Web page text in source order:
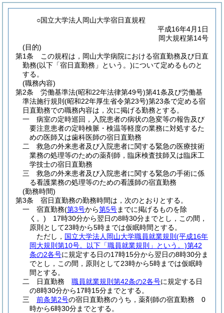
○国立大学法人岡山大学宿日直規程
平成16年4月1日
岡大規程第14号
(目的)
第1条
この規程は，岡山大学病院における宿直勤務及び日直
勤務(以下「宿日直勤務」という。)について定めるものと
する。
(職務内容)
第2条
労働基準法(昭和22年法律第49号)第41条及び労働基
準法施行規則 (昭和22年厚生省令第23号)第23条で定める宿
日直勤務での職務内容は，次に掲げる勤務とする。
一
病室の定時巡回，入院患者の病状の急変等の報告及び
要注意患者の定時検脈・検温等軽度の業務に対処するた
めの医師又は歯科医師の宿日直勤務
二
救急の外来患者及び入院患者に関する緊急の医療技術
業務の処理等のための薬剤師，臨床検査技師又は臨床工
学技士の宿日直勤務
三
救急の外来患者及び入院患者に関する緊急の手術に係
る看護業務の処理等のための看護師の宿直勤務
(勤務時間)
第3条
宿日直勤務の勤務時間は，次のとおりとする。
一
宿直勤務(第3号から第5号までに掲げるものを除
く。) 17時30分から翌日の8時30分までとし，この間，
原則として23時から5時までは仮眠時間とする。
ただし， 国立大学法人岡山大学職員就業規則 (平成16年
岡大規則第10号。以下「職員就業規則」という。)第42
条の2各号に規定する日の17時15分から翌日の8時30分ま
でとし，この間，原則として23時から5時までは仮眠時
間とする。
二
日直勤務 職員就業規則第42条の2各号に規定する日
の8時30分から17時15分までとする。
三
前条第2号の宿日直勤務のうち，薬剤師の宿直勤務 0
時から6時30分までとする。